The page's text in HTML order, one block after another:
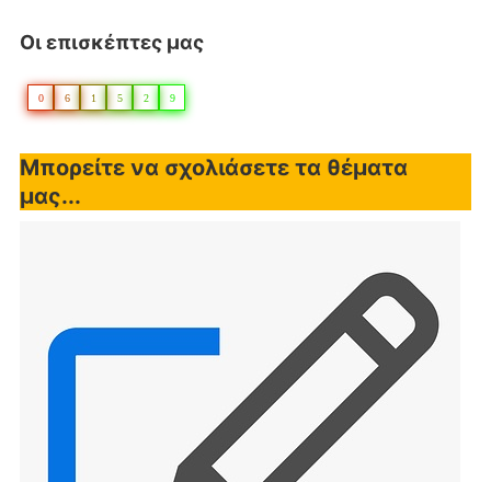
Οι επισκέπτες μας
0 6 1 5 2 9
Μπορείτε να σχολιάσετε τα θέματα
μας...